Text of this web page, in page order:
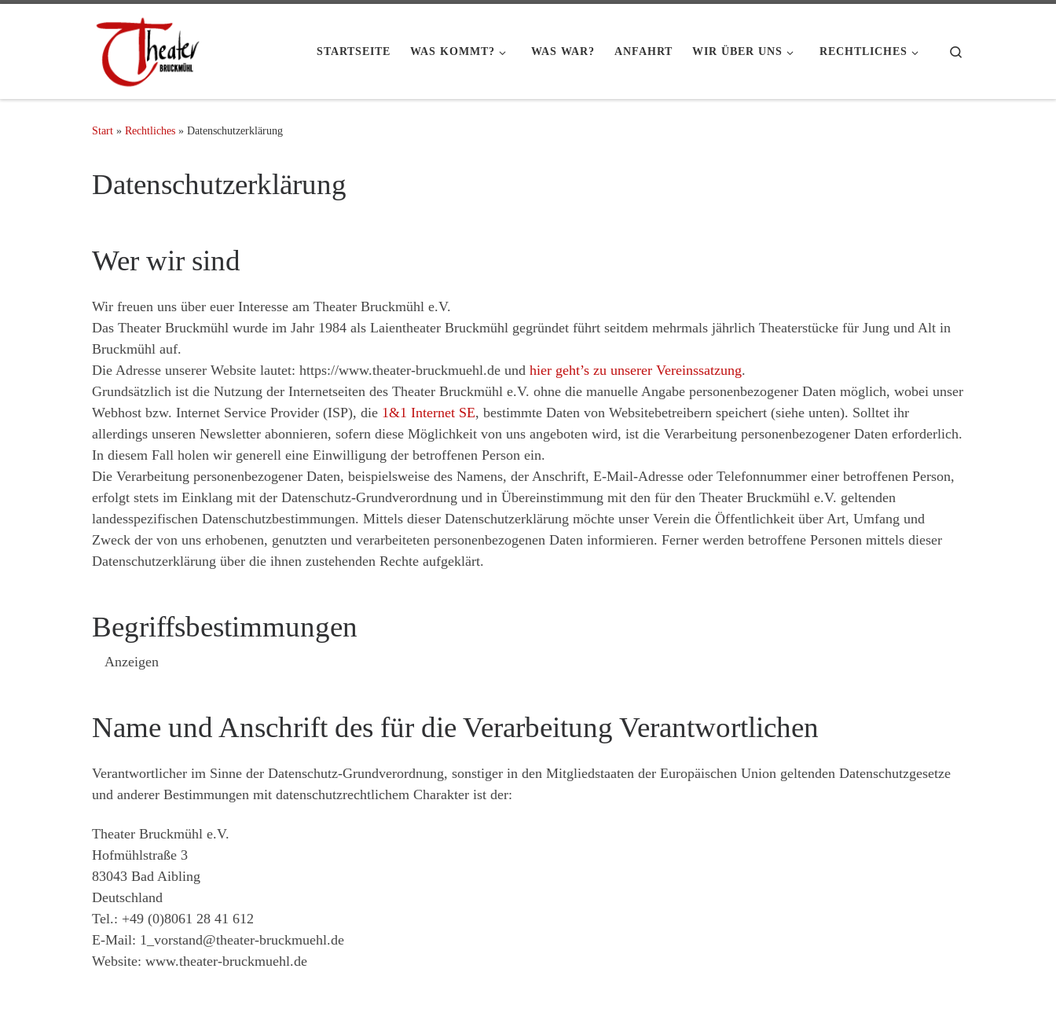
STARTSEITE WAS KOMMT? WAS WAR? ANFAHRT WIR ÜBER UNS RECHTLICHES
Start » Rechtliches » Datenschutzerklärung
Datenschutzerklärung
Wer wir sind
Wir freuen uns über euer Interesse am Theater Bruckmühl e.V.
Das Theater Bruckmühl wurde im Jahr 1984 als Laientheater Bruckmühl gegründet führt seitdem mehrmals jährlich Theaterstücke für Jung und Alt in
Bruckmühl auf.
Die Adresse unserer Website lautet: https://www.theater-bruckmuehl.de und hier geht’s zu unserer Vereinssatzung.
Grundsätzlich ist die Nutzung der Internetseiten des Theater Bruckmühl e.V. ohne die manuelle Angabe personenbezogener Daten möglich, wobei unser
Webhost bzw. Internet Service Provider (ISP), die 1&1 Internet SE, bestimmte Daten von Websitebetreibern speichert (siehe unten). Solltet ihr
allerdings unseren Newsletter abonnieren, sofern diese Möglichkeit von uns angeboten wird, ist die Verarbeitung personenbezogener Daten erforderlich.
In diesem Fall holen wir generell eine Einwilligung der betroffenen Person ein.
Die Verarbeitung personenbezogener Daten, beispielsweise des Namens, der Anschrift, E-Mail-Adresse oder Telefonnummer einer betroffenen Person,
erfolgt stets im Einklang mit der Datenschutz-Grundverordnung und in Übereinstimmung mit den für den Theater Bruckmühl e.V. geltenden
landesspezifischen Datenschutzbestimmungen. Mittels dieser Datenschutzerklärung möchte unser Verein die Öffentlichkeit über Art, Umfang und
Zweck der von uns erhobenen, genutzten und verarbeiteten personenbezogenen Daten informieren. Ferner werden betroffene Personen mittels dieser
Datenschutzerklärung über die ihnen zustehenden Rechte aufgeklärt.
Begriffsbestimmungen
Anzeigen
Name und Anschrift des für die Verarbeitung Verantwortlichen
Verantwortlicher im Sinne der Datenschutz-Grundverordnung, sonstiger in den Mitgliedstaaten der Europäischen Union geltenden Datenschutzgesetze
und anderer Bestimmungen mit datenschutzrechtlichem Charakter ist der:
Theater Bruckmühl e.V.
Hofmühlstraße 3
83043 Bad Aibling
Deutschland
Tel.: +49 (0)8061 28 41 612
E-Mail: 1_vorstand@theater-bruckmuehl.de
Website: www.theater-bruckmuehl.de